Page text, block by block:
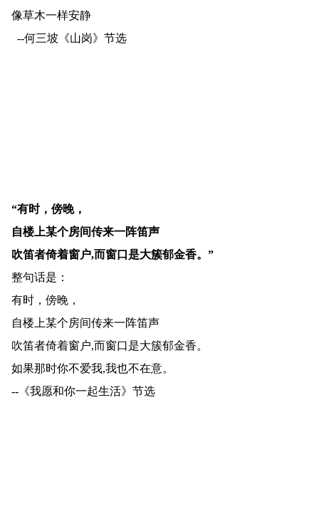
像草木一样安静
--何三坡《山岗》节选
“有时，傍晚，
自楼上某个房间传来一阵笛声
吹笛者倚着窗户,而窗口是大簇郁金香。”
整句话是：
有时，傍晚，
自楼上某个房间传来一阵笛声
吹笛者倚着窗户,而窗口是大簇郁金香。
如果那时你不爱我,我也不在意。
--《我愿和你一起生活》节选